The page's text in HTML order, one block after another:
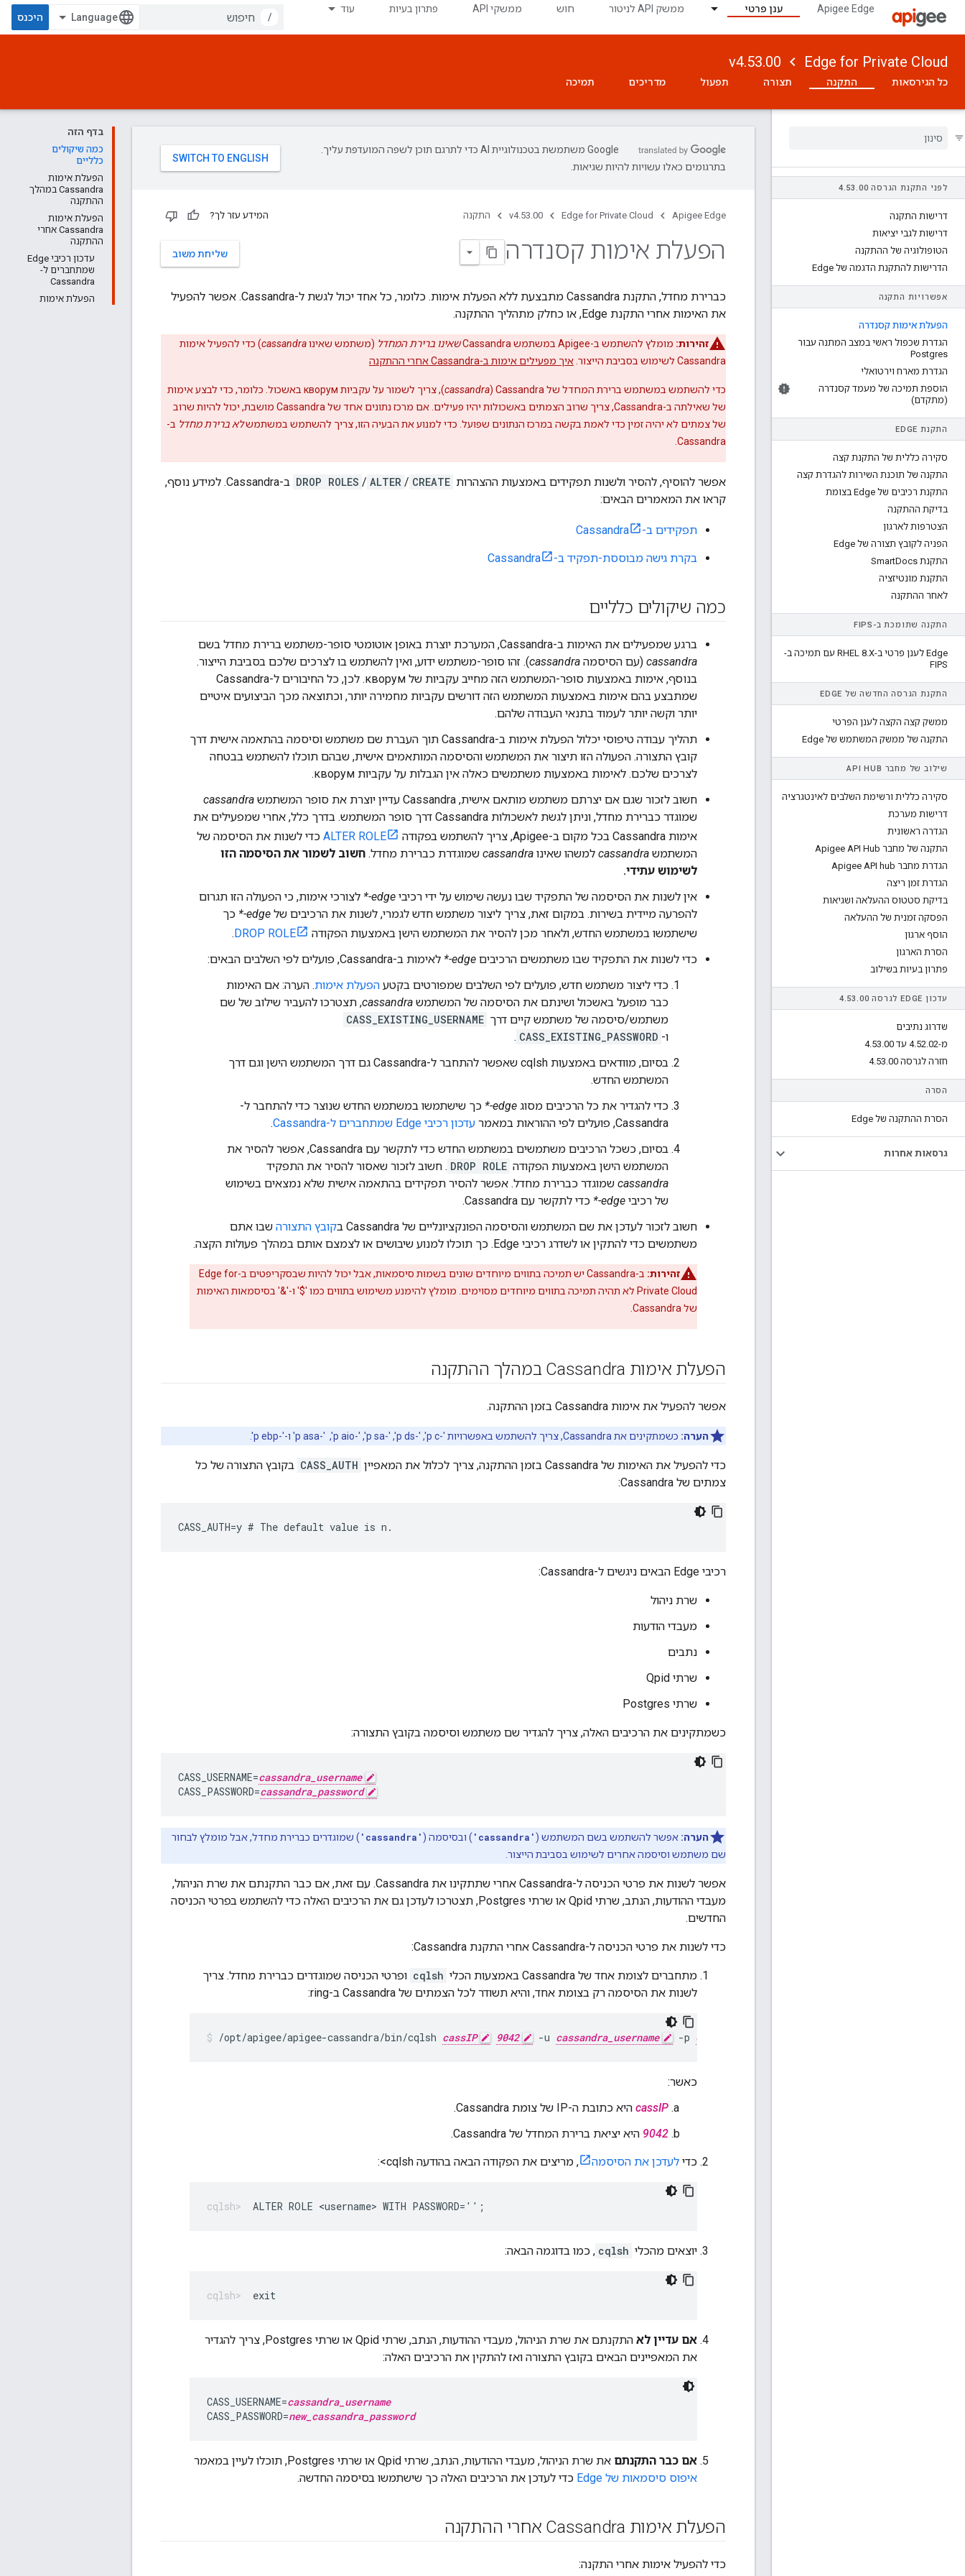
Apigee Edge ענן פרטי ממשק API לניטור חוש ממשקי API פתרון בעיות עוד
/ היכנס
Edge for Private Cloud
v4.53.00
כל הגירסאות התקנה תצורה תפעול מדריכים תמיכה
לפני התקנת הגרסה 4 .53 .00
דרישות התקנה
דרישות לגבי יציאות
הטופולוגיה של ההתקנה
הדרישות להתקנת הדגמה של Edge
אפשרויות התקנה
הפעלת אימות קסנדרה
הגדרת שכפול ראשי במצב המתנה עבור
Postgres
הגדרת מארח וירטואלי
הוספת תמיכה של מעמד קסנדרה
(מתקדם)
התקנת EDGE
סקירה כללית של התקנת קצה
התקנה של תוכנת השירות להגדרת קצה
התקנת רכיבים של Edge בצומת
בדיקת ההתקנה
הצטרפות לארגון
הפניה לקובץ תצורה של Edge
התקנת Smart Docs
התקנת מונטיזציה
לאחר ההתקנה
התקנה שתומכת ב-FIPS
Edge לענן פרטי ב-RHEL 8 .
X עם תמיכה ב-
FIPS
התקנת הגרסה החדשה של EDGE
ממשק קצה הקצה לענן הפרטי
התקנה של ממשק המשתמש של Edge
שילוב של מחבר API HUB
סקירה כללית ורשימת השלבים לאינטגרציה
דרישות מערכת
הגדרה ראשונית
התקנה של מחבר Apigee API Hub
הגדרת מחבר Apigee API hub
הגדרת זמן ריצה
בדיקת סטטוס ההעלאה ושגיאות
הפסקה זמנית של ההעלאה
הוסף ארגון
הסרת הארגון
פתרון בעיות בשילוב
עדכון EDGE לגרסה 4 .53 .00
שדרוג נתיבים
מ-4
.52.02 עד 4 .53.00
חזרה לגרסה 4
.53.00
הסרה
הסרת ההתקנה של Edge
גרסאות אחרות
בדף הזה
כמה שיקולים
כלליים
הפעלת אימות
Cassandra במהלך
ההתקנה
הפעלת אימות
Cassandra אחרי
ההתקנה
עדכון רכיבי Edge
שמתחברים ל-
Cassandra
הפעלת אימות
‫Google משתמשת בטכנולוגיית AI כדי לתרגם תוכן לשפה המועדפת עליך.
בתרגומים כאלו עשויות להיות שגיאות.
Apigee Edge
Edge for Private Cloud
v4.53.00 התקנה המידע עזר לך?
שליחת משוב הפעלת אימות קסנדרה
כברירת מחדל, התקנת Cassandra מתבצעת ללא הפעלת אימות. כלומר, כל אחד יכול לגשת ל-Cassandra. אפשר להפעיל
את האימות אחרי התקנת Edge, או כחלק מתהליך ההתקנה.
זהירות: מומלץ להשתמש ב-Apigee במשתמש Cassandra שאינו ברירת המחדל (משתמש שאינוcassandra) כדי להפעיל אימות
Cassandra לשימוש בסביבת הייצור.
איך מפעילים אימות ב-Cassandra אחרי ההתקנה
כדי להשתמש במשתמש ברירת המחדל של Cassandra‏ ( cassandra
), צריך לשמור על עקביות кворум באשכול. כלומר, כדי לבצע אימות
של שאילתה ב-Cassandra, צריך שרוב הצמתים באשכולות יהיו פעילים. אם מרכז נתונים אחד של Cassandra מושבת, יכול להיות שרוב
של צמתים לא יהיה זמין כדי לאמת בקשה במרכז הנתונים שפועל. כדי למנוע את הבעיה הזו, צריך להשתמש במשתמשלא ברירת מחדל ב-
Cassandra.
אפשר להוסיף, להסיר ולשנות תפקידים באמצעות ההצהרות CREATE
/
ALTER
/
DROP ROLES
ב-Cassandra. למידע נוסף,
קראו את המאמרים הבאים:
תפקידים ב-Cassandra
בקרת גישה מבוססת-תפקיד ב-Cassandra
כמה שיקולים כלליים
ברגע שמפעילים את האימות ב-Cassandra, המערכת יוצרת באופן אוטומטי סופר-משתמש ברירת מחדל בשם
cassandra (עם הסיסמה cassandra). זהו סופר-משתמש ידוע, ואין להשתמש בו לצרכים שלכם בסביבת הייצור.
בנוסף, אימות באמצעות סופר-המשתמש הזה מחייב עקביות של кворум. לכן, כל החיבורים ל-Cassandra
שמתבצע בהם אימות באמצעות המשתמש הזה דורשים עקביות מחמירה יותר, וכתוצאה מכך הביצועים איטיים
יותר וקשה יותר לעמוד בתנאי העבודה שלהם.
תהליך עבודה טיפוסי יכלול הפעלת אימות ב-Cassandra תוך העברת שם משתמש וסיסמה בהתאמה אישית דרך
קובץ התצורה. הפעולה הזו תיצור את המשתמש והסיסמה המותאמים אישית, שבהם תוכלו להשתמש בבטחה
לצרכים שלכם. לאימות באמצעות משתמשים כאלה אין הגבלות על עקביות кворум.
חשוב לזכור שגם אם יצרתם משתמש מותאם אישית, Cassandra עדיין יוצרת את סופר המשתמש
cassandra
שמוגדר כברירת מחדל, וניתן לגשת לאשכולות Cassandra דרך סופר המשתמש. בדרך כלל, אחרי שמפעילים את
אימות Cassandra בכל מקום ב-Apigee, צריך להשתמש בפקודה
ALTER ROLE כדי לשנות את הסיסמה של
המשתמש cassandra למשהו שאינו cassandra שמוגדרת כברירת מחדל. חשוב לשמור את הסיסמה הזו
לשימוש עתידי.
אין לשנות את הסיסמה של התפקיד שבו נעשה שימוש על ידי רכיבי edge-*
לצורכי אימות, כי הפעולה הזו תגרום
להפרעה מיידית בשירות. במקום זאת, צריך ליצור משתמש חדש לגמרי, לשנות את הרכיבים של edge-*
כך
שישתמשו במשתמש החדש, ולאחר מכן להסיר את המשתמש הישן באמצעות הפקודה
DROP ROLE
.
כדי לשנות את התפקיד שבו משתמשים הרכיבים edge-*
לאימות ב-Cassandra, פועלים לפי השלבים הבאים:
כדי ליצור משתמש חדש, פועלים לפי השלבים שמפורטים בקטע הפעלת אימות. הערה: אם האימות
כבר מופעל באשכול ושינתם את הסיסמה של המשתמש cassandra, תצטרכו להעביר שילוב של שם
משתמש/סיסמה של משתמש קיים דרך CASS_EXISTING_USERNAME
ו- CASS_EXISTING_PASSWORD
.
בסיום, מוודאים באמצעות cqlsh שאפשר להתחבר ל-Cassandra גם דרך המשתמש הישן וגם דרך
המשתמש החדש.
כדי להגדיר את כל הרכיבים מסוג edge-*
כך שישתמשו במשתמש החדש שנוצר כדי להתחבר ל-
Cassandra, פועלים לפי ההוראות במאמר
עדכון רכיבי Edge שמתחברים ל-Cassandra
.
בסיום, כשכל הרכיבים משתמשים במשתמש החדש כדי לתקשר עם Cassandra, אפשר להסיר את
המשתמש הישן באמצעות הפקודה DROP ROLE . חשוב לזכור שאסור להסיר את התפקיד
cassandra שמוגדר כברירת מחדל. אפשר להסיר תפקידים בהתאמה אישית שלא נמצאים בשימוש
של רכיבי edge-*
כדי לתקשר עם Cassandra.
חשוב לזכור לעדכן את שם המשתמש והסיסמה הפונקציונליים של Cassandra ב
קובץ התצורה שבו אתם
משתמשים כדי להתקין או לשדרג רכיבי Edge. כך תוכלו למנוע שיבושים או לצמצם אותם במהלך פעולות הקצה.
זהירות:
ב-Cassandra יש תמיכה בתווים מיוחדים שונים בשמות סיסמאות, אבל יכול להיות שבסקריפטים ב-Edge for
Private Cloud לא תהיה תמיכה בתווים מיוחדים מסוימים. מומלץ להימנע משימוש בתווים כמו '$' ו-'&' בסיסמאות האימות
של Cassandra.
הפעלת אימות Cassandra במהלך ההתקנה
אפשר להפעיל את אימות Cassandra בזמן ההתקנה.
הערה: כשמתקינים את Cassandra, צריך להשתמש באפשרויות '-p c',‏ '-p ds',‏ '-p sa',‏ '-p aio', ‏ '-p asa' ו-'-p ebp'.
כדי להפעיל את האימות של Cassandra בזמן ההתקנה, צריך לכלול את המאפיין CASS_AUTH בקובץ התצורה של כל
צמתים של Cassandra:
CASS_AUTH=y # The default value is n.
רכיבי Edge הבאים ניגשים ל-Cassandra:
שרת ניהול
מעבדי הודעות
נתבים
שרתי Qpid
שרתי Postgres
כשמתקינים את הרכיבים האלה, צריך להגדיר שם משתמש וסיסמה בקובץ התצורה:
CASS_USERNAME=cassandra_username
CASS_PASSWORD=cassandra_password
הערה: אפשר להשתמש בשם המשתמש ( 'cassandra' ) ובסיסמה ( 'cassandra' ) שמוגדרים כברירת מחדל, אבל מומלץ לבחור
שם משתמש וסיסמה אחרים לשימוש בסביבת הייצור.
אפשר לשנות את פרטי הכניסה ל-Cassandra אחרי שתתקינו את Cassandra. עם זאת, אם כבר התקנתם את שרת הניהול,
מעבדי ההודעות, הנתב, שרתי Qpid או שרתי Postgres, תצטרכו לעדכן גם את הרכיבים האלה כדי להשתמש בפרטי הכניסה
החדשים.
כדי לשנות את פרטי הכניסה ל-Cassandra אחרי התקנת Cassandra:
מתחברים לצומת אחד של Cassandra באמצעות הכלי cqlsh ופרטי הכניסה שמוגדרים כברירת מחדל. צריך
לשנות את הסיסמה רק בצומת אחד, והיא תשודר לכל הצמתים של Cassandra ב-ring:
/opt/apigee/apigee-cassandra/bin/cqlsh cassIP 9042 -u cassandra_username -p cassandra_password
כאשר:
cassIP היא כתובת ה-IP של צומת Cassandra.
9042 היא יציאת ברירת המחדל של Cassandra.
כדי לעדכן את הסיסמה , מריצים את הפקודה הבאה בהודעה cqlsh>:
ALTER ROLE <username> WITH PASSWORD=' ';
יוצאים מהכלי cqlsh , כמו בדוגמה הבאה:
exit
אם עדיין לא
התקנתם את שרת הניהול, מעבדי ההודעות, הנתב, שרתי Qpid או שרתי Postgres, צריך להגדיר
את המאפיינים הבאים בקובץ התצורה ואז להתקין את הרכיבים האלה:
CASS_USERNAME=cassandra_username
CASS_PASSWORD=new_cassandra_password
אם כבר התקנתם את שרת הניהול, מעבדי ההודעות, הנתב, שרתי Qpid או שרתי Postgres, תוכלו לעיין במאמר
איפוס סיסמאות של Edge
כדי לעדכן את הרכיבים האלה כך שישתמשו בסיסמה החדשה.
הפעלת אימות Cassandra אחרי ההתקנה
כדי להפעיל אימות אחרי התקנה: